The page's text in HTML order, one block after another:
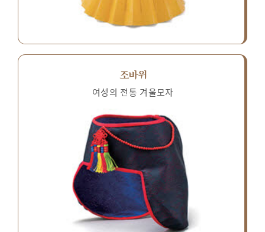
조바위
여성의 전통 겨울모자